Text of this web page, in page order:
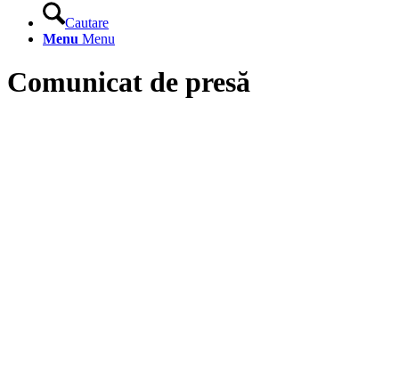
Cautare
Menu Menu
Comunicat de presă